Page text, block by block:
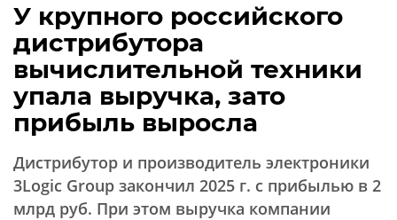
У крупного российского
дистрибутора
вычислительной техники
упала выручка, зато
прибыль выросла
Дистрибутор и производитель электроники
3Logic Group закончил 2025 г. с прибылью в 2
млрд руб. При этом выручка компании